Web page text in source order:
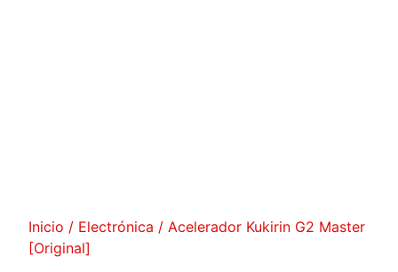
Inicio / Electrónica / Acelerador Kukirin G2 Master
[Original]